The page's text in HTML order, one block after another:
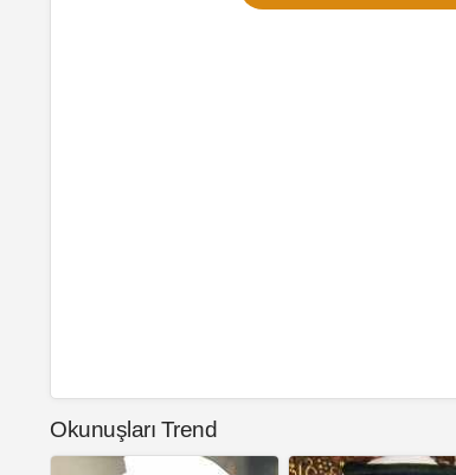
Okunuşları Trend